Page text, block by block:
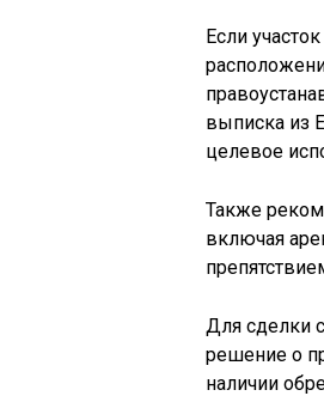
Если
выписка из
целевое
Также
включая
Для сделки
решение о
наличии